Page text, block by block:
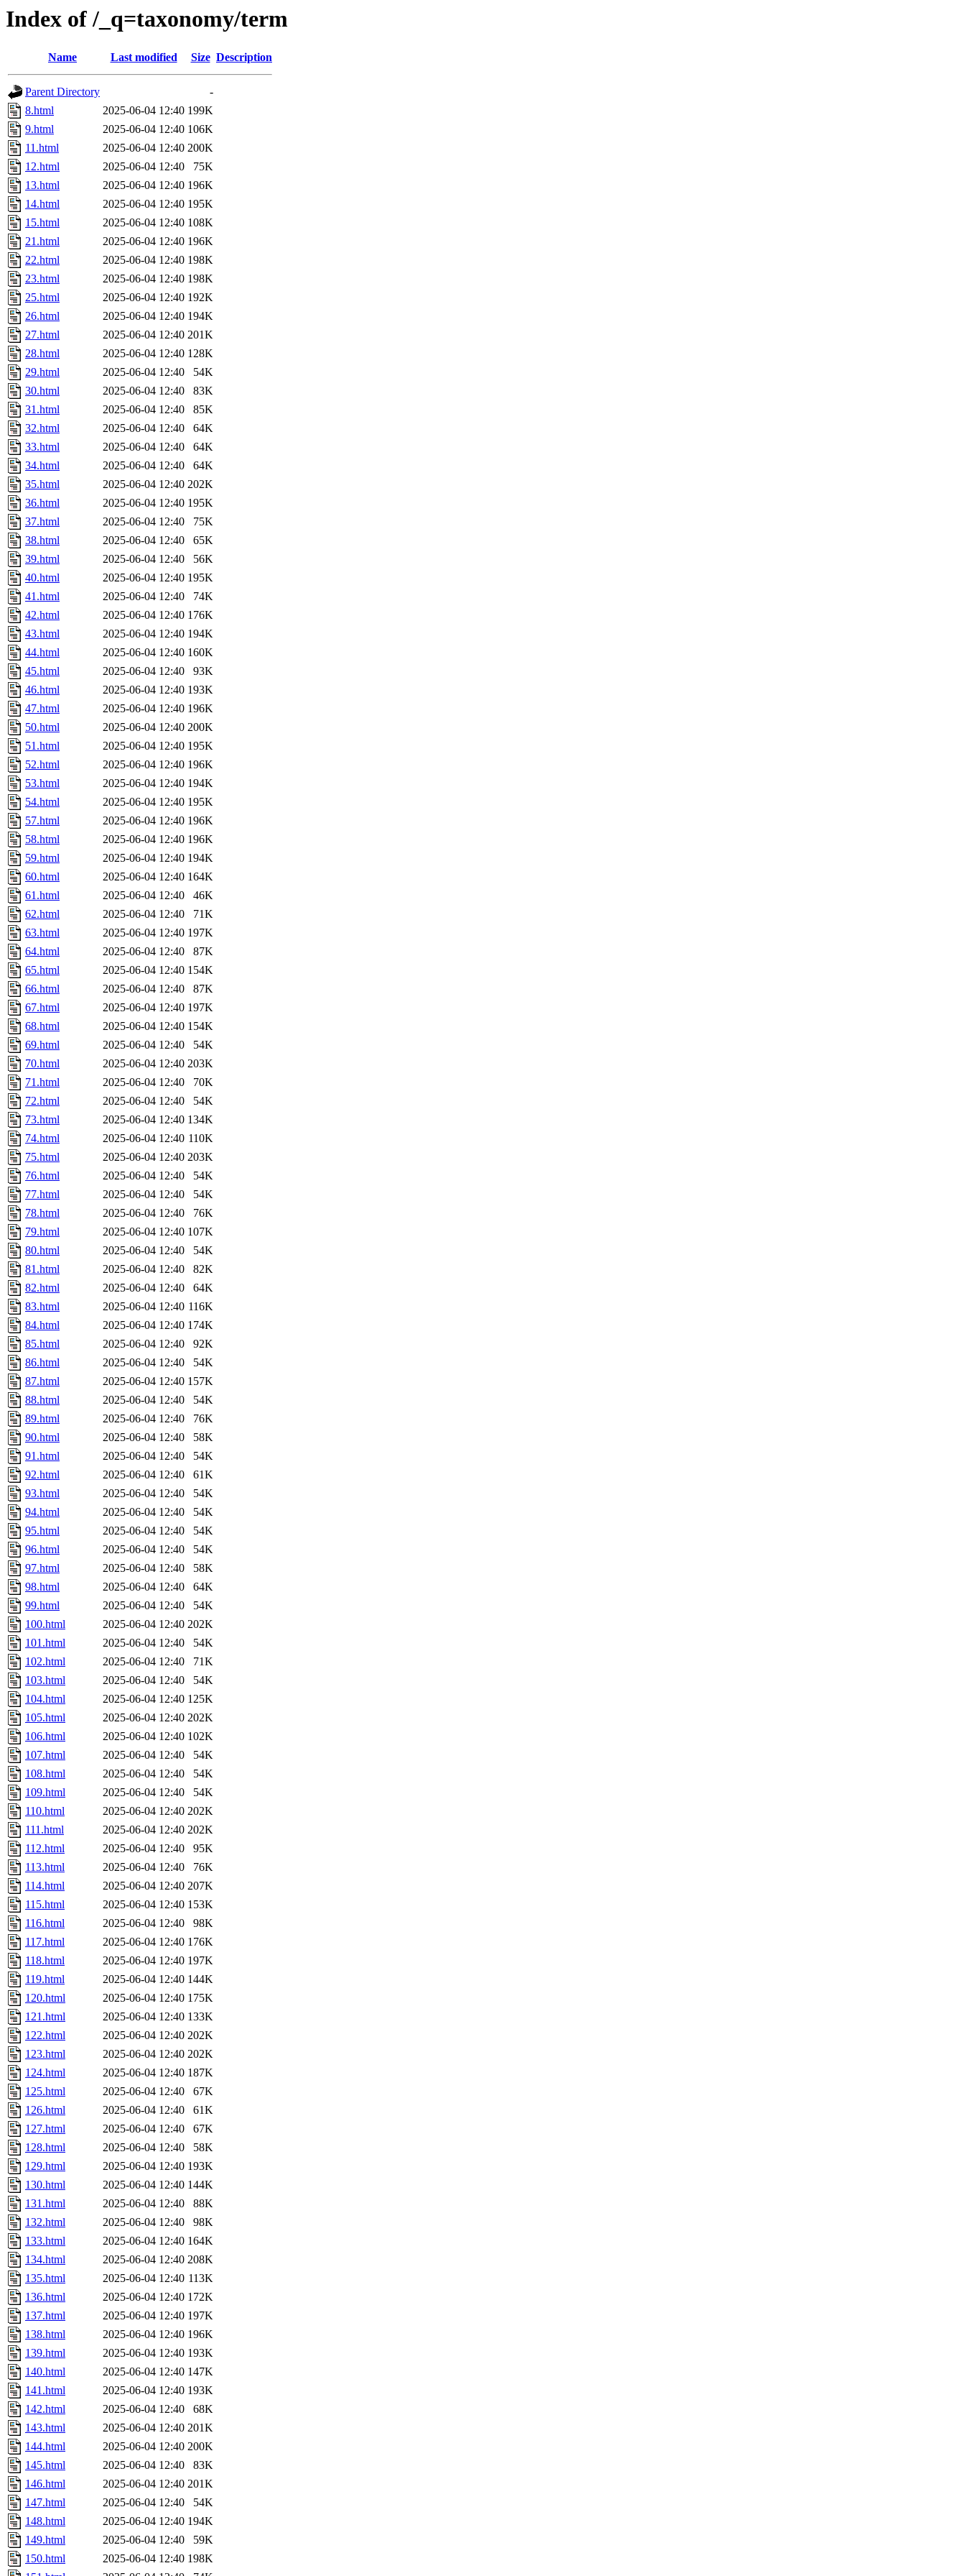
Index of /_q=taxonomy/term
Name Last modified Size Description
Parent Directory
-
8.html
2025-06-04 12:40 199K
9.html
2025-06-04 12:40 106K
11.html
2025-06-04 12:40 200K
12.html
2025-06-04 12:40
75K
13.html
2025-06-04 12:40 196K
14.html
2025-06-04 12:40 195K
15.html
2025-06-04 12:40 108K
21.html
2025-06-04 12:40 196K
22.html
2025-06-04 12:40 198K
23.html
2025-06-04 12:40 198K
25.html
2025-06-04 12:40 192K
26.html
2025-06-04 12:40 194K
27.html
2025-06-04 12:40 201K
28.html
2025-06-04 12:40 128K
29.html
2025-06-04 12:40
54K
30.html
2025-06-04 12:40
83K
31.html
2025-06-04 12:40
85K
32.html
2025-06-04 12:40
64K
33.html
2025-06-04 12:40
64K
34.html
2025-06-04 12:40
64K
35.html
2025-06-04 12:40 202K
36.html
2025-06-04 12:40 195K
37.html
2025-06-04 12:40
75K
38.html
2025-06-04 12:40
65K
39.html
2025-06-04 12:40
56K
40.html
2025-06-04 12:40 195K
41.html
2025-06-04 12:40
74K
42.html
2025-06-04 12:40 176K
43.html
2025-06-04 12:40 194K
44.html
2025-06-04 12:40 160K
45.html
2025-06-04 12:40
93K
46.html
2025-06-04 12:40 193K
47.html
2025-06-04 12:40 196K
50.html
2025-06-04 12:40 200K
51.html
2025-06-04 12:40 195K
52.html
2025-06-04 12:40 196K
53.html
2025-06-04 12:40 194K
54.html
2025-06-04 12:40 195K
57.html
2025-06-04 12:40 196K
58.html
2025-06-04 12:40 196K
59.html
2025-06-04 12:40 194K
60.html
2025-06-04 12:40 164K
61.html
2025-06-04 12:40
46K
62.html
2025-06-04 12:40
71K
63.html
2025-06-04 12:40 197K
64.html
2025-06-04 12:40
87K
65.html
2025-06-04 12:40 154K
66.html
2025-06-04 12:40
87K
67.html
2025-06-04 12:40 197K
68.html
2025-06-04 12:40 154K
69.html
2025-06-04 12:40
54K
70.html
2025-06-04 12:40 203K
71.html
2025-06-04 12:40
70K
72.html
2025-06-04 12:40
54K
73.html
2025-06-04 12:40 134K
74.html
2025-06-04 12:40 110K
75.html
2025-06-04 12:40 203K
76.html
2025-06-04 12:40
54K
77.html
2025-06-04 12:40
54K
78.html
2025-06-04 12:40
76K
79.html
2025-06-04 12:40 107K
80.html
2025-06-04 12:40
54K
81.html
2025-06-04 12:40
82K
82.html
2025-06-04 12:40
64K
83.html
2025-06-04 12:40 116K
84.html
2025-06-04 12:40 174K
85.html
2025-06-04 12:40
92K
86.html
2025-06-04 12:40
54K
87.html
2025-06-04 12:40 157K
88.html
2025-06-04 12:40
54K
89.html
2025-06-04 12:40
76K
90.html
2025-06-04 12:40
58K
91.html
2025-06-04 12:40
54K
92.html
2025-06-04 12:40
61K
93.html
2025-06-04 12:40
54K
94.html
2025-06-04 12:40
54K
95.html
2025-06-04 12:40
54K
96.html
2025-06-04 12:40
54K
97.html
2025-06-04 12:40
58K
98.html
2025-06-04 12:40
64K
99.html
2025-06-04 12:40
54K
100.html
2025-06-04 12:40 202K
101.html
2025-06-04 12:40
54K
102.html
2025-06-04 12:40
71K
103.html
2025-06-04 12:40
54K
104.html
2025-06-04 12:40 125K
105.html
2025-06-04 12:40 202K
106.html
2025-06-04 12:40 102K
107.html
2025-06-04 12:40
54K
108.html
2025-06-04 12:40
54K
109.html
2025-06-04 12:40
54K
110.html
2025-06-04 12:40 202K
111.html
2025-06-04 12:40 202K
112.html
2025-06-04 12:40
95K
113.html
2025-06-04 12:40
76K
114.html
2025-06-04 12:40 207K
115.html
2025-06-04 12:40 153K
116.html
2025-06-04 12:40
98K
117.html
2025-06-04 12:40 176K
118.html
2025-06-04 12:40 197K
119.html
2025-06-04 12:40 144K
120.html
2025-06-04 12:40 175K
121.html
2025-06-04 12:40 133K
122.html
2025-06-04 12:40 202K
123.html
2025-06-04 12:40 202K
124.html
2025-06-04 12:40 187K
125.html
2025-06-04 12:40
67K
126.html
2025-06-04 12:40
61K
127.html
2025-06-04 12:40
67K
128.html
2025-06-04 12:40
58K
129.html
2025-06-04 12:40 193K
130.html
2025-06-04 12:40 144K
131.html
2025-06-04 12:40
88K
132.html
2025-06-04 12:40
98K
133.html
2025-06-04 12:40 164K
134.html
2025-06-04 12:40 208K
135.html
2025-06-04 12:40 113K
136.html
2025-06-04 12:40 172K
137.html
2025-06-04 12:40 197K
138.html
2025-06-04 12:40 196K
139.html
2025-06-04 12:40 193K
140.html
2025-06-04 12:40 147K
141.html
2025-06-04 12:40 193K
142.html
2025-06-04 12:40
68K
143.html
2025-06-04 12:40 201K
144.html
2025-06-04 12:40 200K
145.html
2025-06-04 12:40
83K
146.html
2025-06-04 12:40 201K
147.html
2025-06-04 12:40
54K
148.html
2025-06-04 12:40 194K
149.html
2025-06-04 12:40
59K
150.html
2025-06-04 12:40 198K